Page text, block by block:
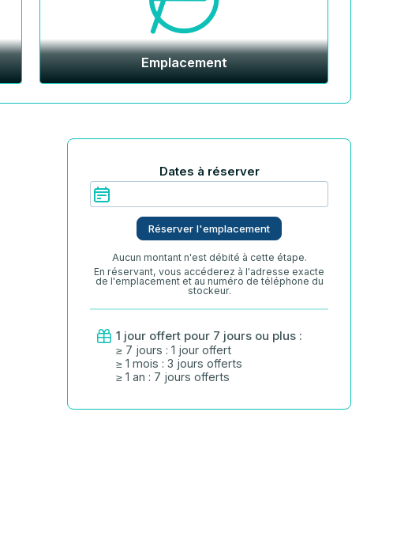
Emplacement
Dates à réserver
Réserver l'emplacement
Aucun montant n'est débité à cette étape.
En réservant, vous accéderez à l'adresse exacte
de l'emplacement et au numéro de téléphone du
stockeur.
1 jour offert pour 7 jours ou plus :
≥ 7 jours : 1 jour offert
≥ 1 mois : 3 jours offerts
≥ 1 an : 7 jours offerts